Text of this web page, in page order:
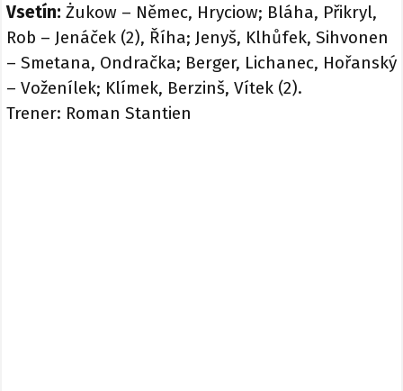
Vsetín: Żukow – Němec, Hryciow; Bláha, Přikryl,
Rob – Jenáček (2), Říha; Jenyš, Klhůfek, Sihvonen
– Smetana, Ondračka; Berger, Lichanec, Hořanský
– Voženílek; Klímek, Berzinš, Vítek (2).
Trener: Roman Stantien